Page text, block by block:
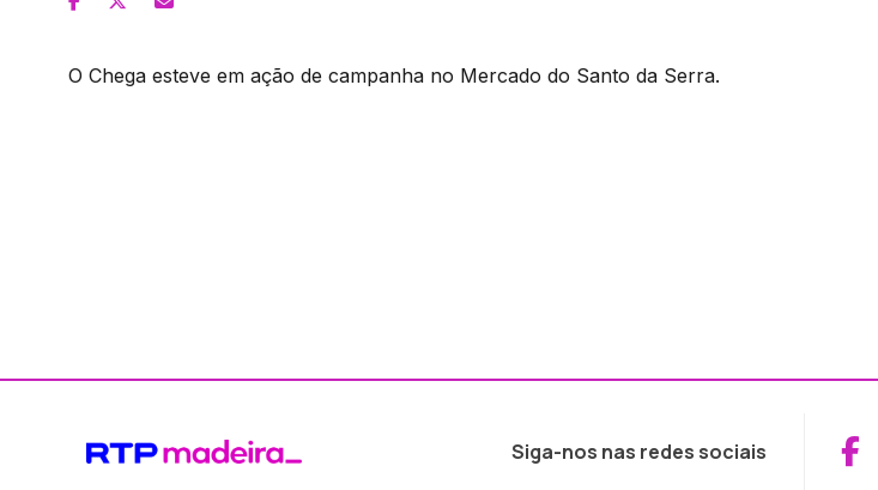
O Chega esteve em ação de campanha no Mercado do Santo da Serra.
Siga-nos nas redes sociais